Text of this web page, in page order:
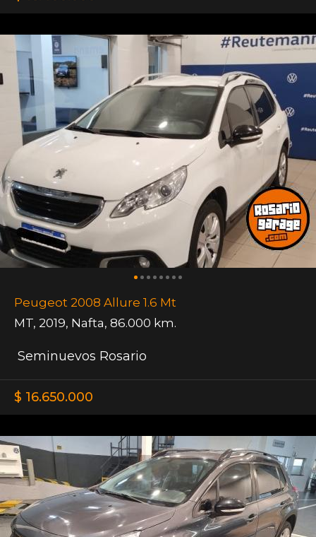
Peugeot 2008 Allure 1.6 Mt
MT, 2019, Nafta, 86.000 km.
Seminuevos Rosario
$ 16.650.000